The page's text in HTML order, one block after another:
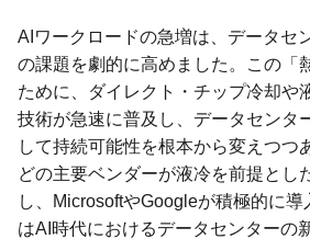
AIワークロードの急増は、データセ
の課題を劇的に高めました。この「
ために、ダイレクト・チップ冷却や
技術が急速に普及し、データセンタ
して持続可能性を根本から変えつつ
どの主要ベンダーが液冷を前提とし
し、MicrosoftやGoogleが積極的に
はAI時代におけるデータセンターの